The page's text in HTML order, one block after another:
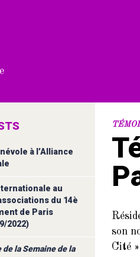
à l’Alliance
au
du 14è
de Paris
2022)
de la Semaine de la
son
Cité